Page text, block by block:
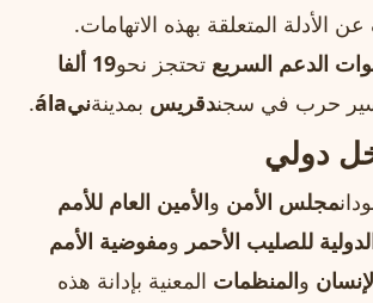
المتعلقة بهذه الاتهامات.
الدعم السريع تحتجز نحو
19 ألفا
حرب في سجندقريس بمدينةنيála .
دولي
مجلس الأمن والأمين العام للأمم
للصليب الأحمر ومفوضية الأمم
والمنظمات المعنية بإدانة هذه